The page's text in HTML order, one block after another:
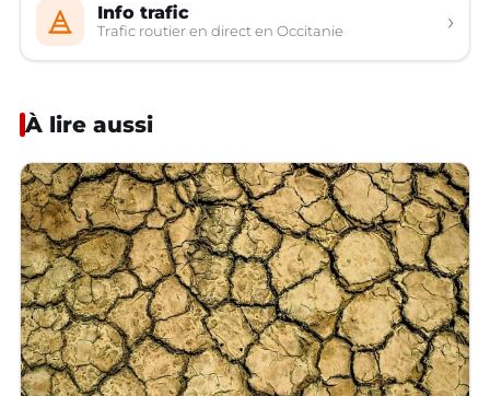
Info trafic
Trafic routier en direct en Occitanie ›
À lire aussi